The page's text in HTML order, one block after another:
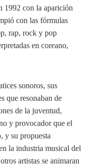
1992 con la aparición
con las fórmulas
rap, rock y pop
en coreano,
sonoros, sus
que resonaban de
de la juventud,
y provocador que el
y su propuesta
la industria musical del
artistas se animaran